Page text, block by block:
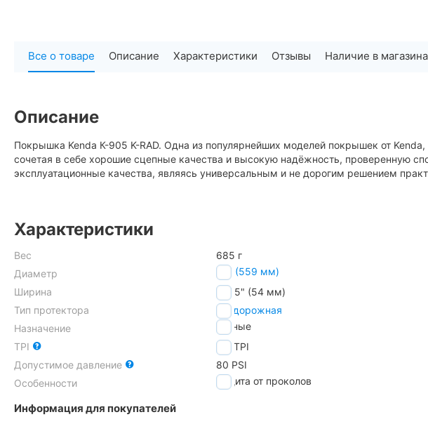
Все о товаре Описание Характеристики Отзывы Наличие в
Описание
Покрышка Kenda К-905 K-RAD. Одна из популярнейших моделей покрышек от
сочетая в себе хорошие сцепные качества и высокую надёжность, проверенную
эксплуатационные качества, являясь универсальным и не дорогим решением
Характеристики
Вес
685 г
Диаметр
26" (559 мм)
Ширина
2.125" (54 мм)
Тип протектора
внедорожная
Назначение
горные
TPI
60 TPI
Допустимое давление
80 PSI
Особенности
защита от проколов
Информация для покупателей